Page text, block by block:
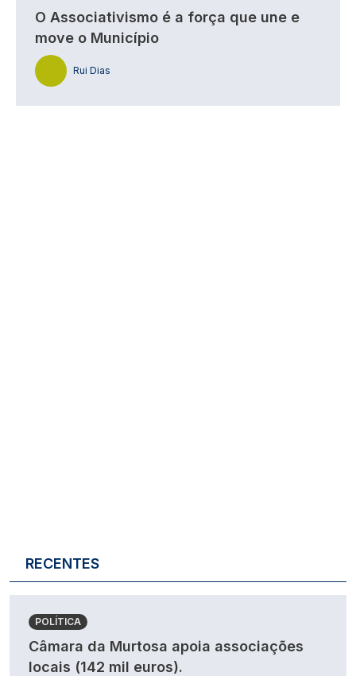
O Associativismo é a força que une e
move o Município
Rui Dias
RECENTES
POLÍTICA
Câmara da Murtosa apoia associações
locais (142 mil euros).